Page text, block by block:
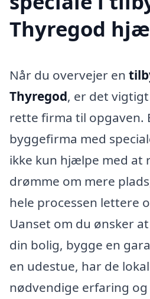
Thyregod
Når du overvejer en
Thyregod, er det
rette firma til opgaven.
byggefirma med
ikke kun hjælpe med at
drømme om mere
hele processen lettere
Uanset om du ønsker
din bolig, bygge en
en udestue, har de
nødvendige erfaring